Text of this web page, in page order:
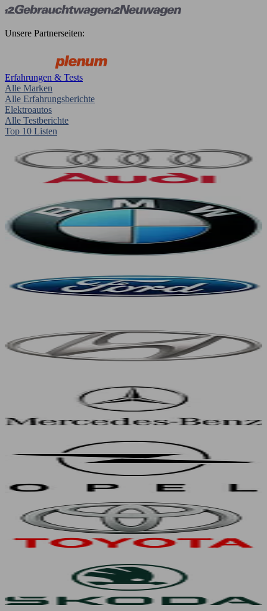
Unsere Partnerseiten:
Erfahrungen & Tests
Alle Marken
Alle Erfahrungsberichte
Elektroautos
Alle Testberichte
Top 10 Listen